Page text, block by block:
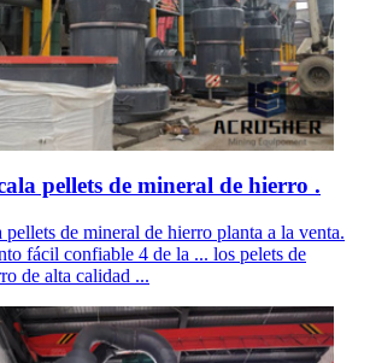
pellets de mineral de hierro .
pellets de mineral de hierro planta a la venta.
fácil confiable 4 de la ... los pelets de
de alta calidad ...